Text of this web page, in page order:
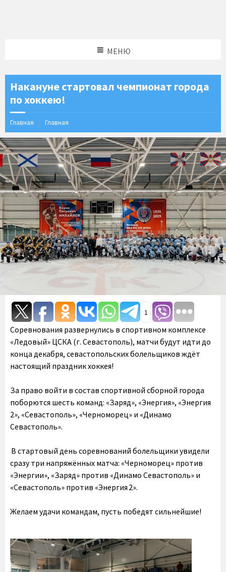
МЕНЮ
Накануне стартовал чемпионат города
по хоккею!
Главная Главная
1
Соревнования развернулись в спортивном комплексе
«Ледовый» ЦСКА (г. Севастополь), матчи будут идти до
конца декабря, севастопольских болельщиков ждёт
настоящий праздник хоккея!
За право войти в состав спортивной сборной города
поборются шесть команд: «Заряд», «Энергия», «Энергия
2», «Севастополь», «Черноморец» и «Динамо
Севастополь».
В стартовый день соревнований болельщики увидели
сразу три напряжённых матча: «Черноморец» против
«Энергии», «Заряд» против «Динамо Севастополь» и
«Севастополь» против «Энергия 2».
Желаем удачи командам, пусть победят сильнейшие!